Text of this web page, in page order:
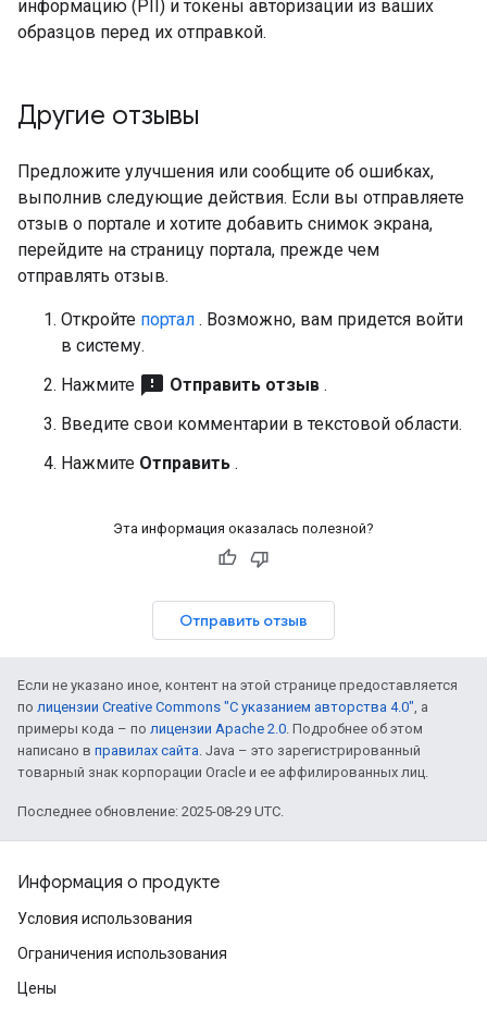
информацию (PII) и токены авторизации из ваших
образцов перед их отправкой.
Другие отзывы
Предложите улучшения или сообщите об ошибках,
выполнив следующие действия. Если вы отправляете
отзыв о портале и хотите добавить снимок экрана,
перейдите на страницу портала, прежде чем
отправлять отзыв.
Откройте портал . Возможно, вам придется войти
в систему.
Нажмите feedback Отправить отзыв .
Введите свои комментарии в текстовой области.
Нажмите Отправить .
Эта информация оказалась полезной?
Отправить отзыв
Если не указано иное, контент на этой странице предоставляется
по лицензии Creative Commons "С указанием авторства 4.0", а
примеры кода – по лицензии Apache 2.0. Подробнее об этом
написано в правилах сайта. Java – это зарегистрированный
товарный знак корпорации Oracle и ее аффилированных лиц.
Последнее обновление: 2025-08-29 UTC.
Информация о продукте
Условия использования
Ограничения использования
Цены